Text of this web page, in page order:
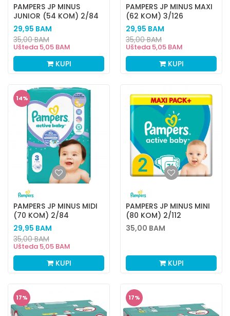
PAMPERS JP MINUS
JUNIOR (54 KOM) 2/84
29,95 BAM
Ušteda 5,05 BAM
35,00BAM
KUPI
PAMPERS JP MINUS MAXI
(62 KOM) 3/126
29,95 BAM
Ušteda 5,05 BAM
35,00BAM
KUPI
14%
PAMPERS JP MINUS MIDI
(70 KOM) 2/84
29,95 BAM
Ušteda 5,05 BAM
35,00BAM
KUPI
PAMPERS JP MINUS MINI
(80 KOM) 2/112
35,00 BAM
KUPI
17% 17%